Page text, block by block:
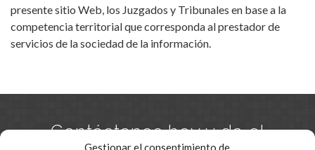
Gestionar el consentimiento de
presente sitio Web, los Juzgados y Tribunales en base a la
competencia territorial que corresponda al prestador de
servicios de la sociedad de la información.
Contáctanos hoy y da el